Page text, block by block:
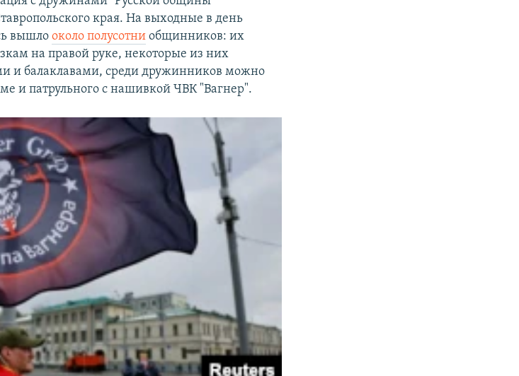
края. На выходные в день
вышлооколо полусотни общинников: их
на правой руке, некоторые из них
и балаклавами, среди дружинников можно
и патрульного с нашивкой ЧВК "Вагнер".